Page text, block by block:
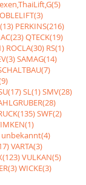
PERKINS(216)
QTECK(19)
ROCLA(30) RS(1)
SAMAG(14)
SL(1)SMV(28)
SWF(2)
unbekannt(4)
VARTA(3)
VULKAN(5)
WICKE(3)